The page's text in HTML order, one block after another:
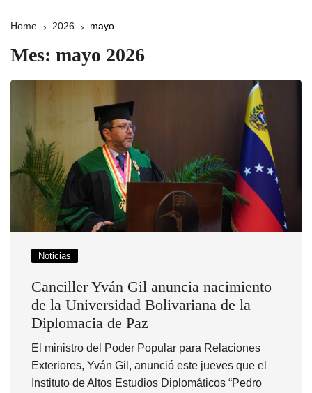
Home 2026 mayo
Mes: mayo 2026
Noticias
Canciller Yván Gil anuncia nacimiento
de la Universidad Bolivariana de la
Diplomacia de Paz
El ministro del Poder Popular para Relaciones
Exteriores, Yván Gil, anunció este jueves que el
Instituto de Altos Estudios Diplomáticos “Pedro